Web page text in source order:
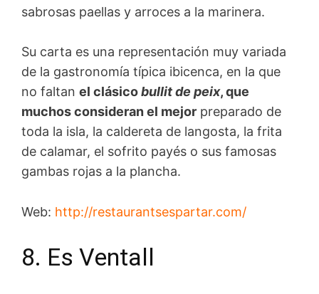
sabrosas paellas y arroces a la marinera.
Su carta es una representación muy variada
de la gastronomía típica ibicenca, en la que
no faltan el clásicobullit de peix, que
muchos consideran el mejor preparado de
toda la isla, la caldereta de langosta, la frita
de calamar, el sofrito payés o sus famosas
gambas rojas a la plancha.
Web: http://restaurantsespartar.com/
8. Es Ventall